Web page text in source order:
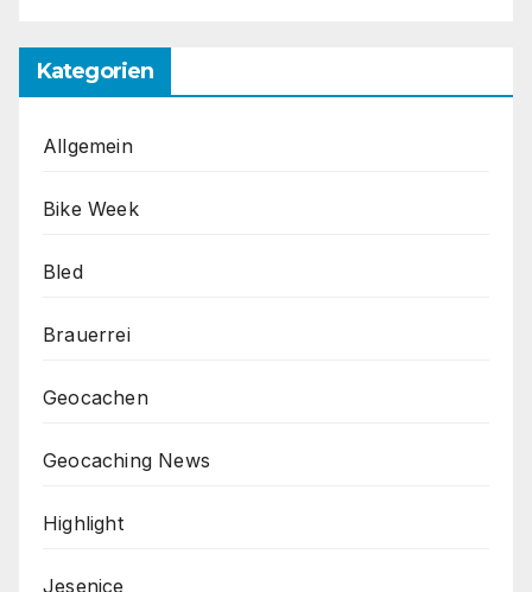
Kategorien
Allgemein
Bike Week
Bled
Brauerrei
Geocachen
Geocaching News
Highlight
Jesenice